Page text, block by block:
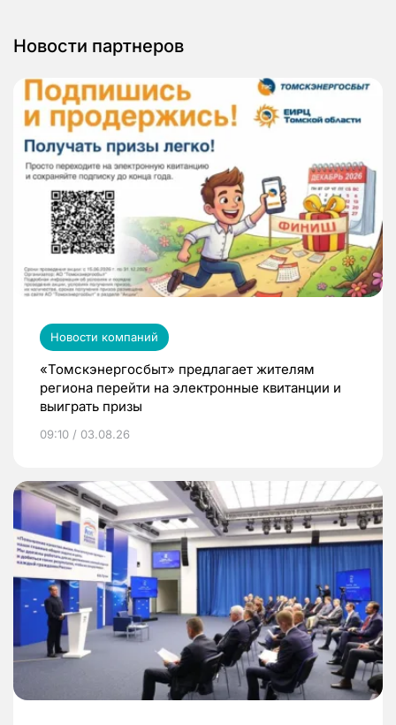
Новости партнеров
Новости компаний
«Томскэнергосбыт» предлагает жителям
региона перейти на электронные квитанции и
выиграть призы
09:10 / 03.08.26